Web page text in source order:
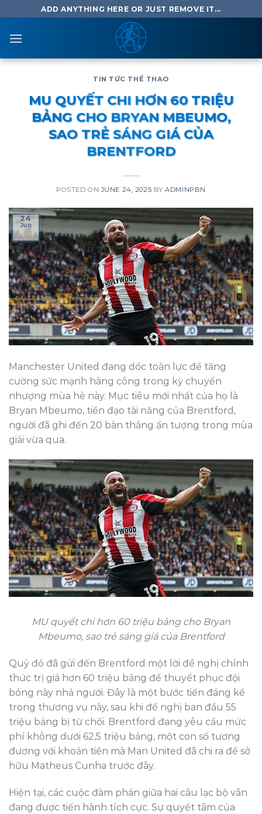
to
content
ADD ANYTHING HERE OR JUST REMOVE IT...
TIN TỨC THỂ THAO
MU QUYẾT CHI HƠN 60 TRIỆU
BẢNG CHO BRYAN MBEUMO,
SAO TRẺ SÁNG GIÁ CỦA
BRENTFORD
POSTED ONJUNE 24, 2025 BYADMINPBN
24
Jun
Manchester United đang dốc toàn lực để tăng
cường sức mạnh hàng công trong kỳ chuyển
nhượng mùa hè này. Mục tiêu mới nhất của họ là
Bryan Mbeumo, tiền đạo tài năng của Brentford,
người đã ghi đến 20 bàn thắng ấn tượng trong mùa
giải vừa qua.
MU quyết chi hơn 60 triệu bảng cho Bryan
Mbeumo, sao trẻ sáng giá của Brentford
Quỷ đỏ đã gửi đến Brentford một lời đề nghị chính
thức trị giá hơn 60 triệu bảng để thuyết phục đội
bóng này nhả người. Đây là một bước tiến đáng kể
trong thương vụ này, sau khi đề nghị ban đầu 55
triệu bảng bị từ chối. Brentford đang yêu cầu mức
phí không dưới 62,5 triệu bảng, một con số tương
đương với khoản tiền mà Man United đã chi ra để sở
hữu Matheus Cunha trước đây.
Hiện tại, các cuộc đàm phán giữa hai câu lạc bộ vẫn
đang được tiến hành tích cực. Sự quyết tâm của